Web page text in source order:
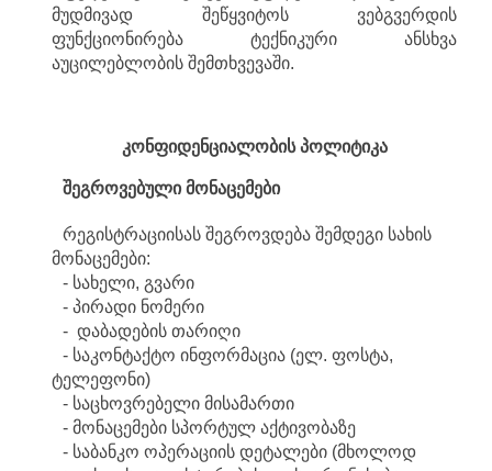
მუდმივად შეწყვიტოს ვებგვერდის
ფუნქციონირება ტექნიკური ანსხვა
აუცილებლობის შემთხვევაში.
კონფიდენციალობის პოლიტიკა
შეგროვებული მონაცემები
რეგისტრაციისას შეგროვდება შემდეგი სახის
მონაცემები:
- სახელი, გვარი
- პირადი ნომერი
- დაბადების თარიღი
- საკონტაქტო ინფორმაცია (ელ. ფოსტა,
ტელეფონი)
- საცხოვრებელი მისამართი
- მონაცემები სპორტულ აქტივობაზე
- საბანკო ოპერაციის დეტალები (მხოლოდ